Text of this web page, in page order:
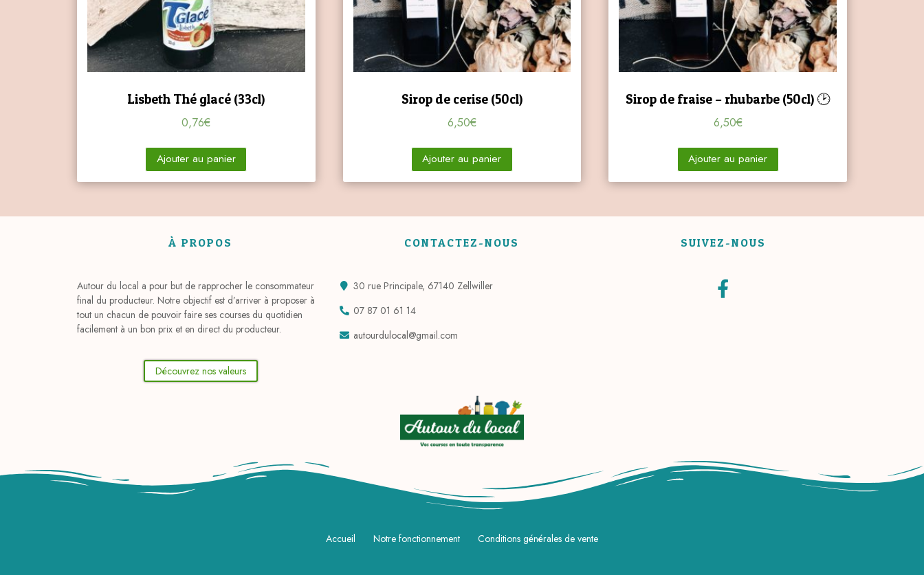
Lisbeth Thé glacé (33cl)
0,76€
Ajouter au panier
Sirop de cerise (50cl)
6,50€
Ajouter au panier
Sirop de fraise – rhubarbe (50cl) 🕑
6,50€
Ajouter au panier
À PROPOS
Autour du local a pour but de rapprocher le consommateur
final du producteur. Notre objectif est d’arriver à proposer à
tout un chacun de pouvoir faire ses courses du quotidien
facilement à un bon prix et en direct du producteur.
Découvrez nos valeurs
CONTACTEZ-NOUS
30 rue Principale, 67140 Zellwiller
07 87 01 61 14
autourdulocal@gmail.com
SUIVEZ-NOUS
Accueil Notre fonctionnement Conditions générales de vente